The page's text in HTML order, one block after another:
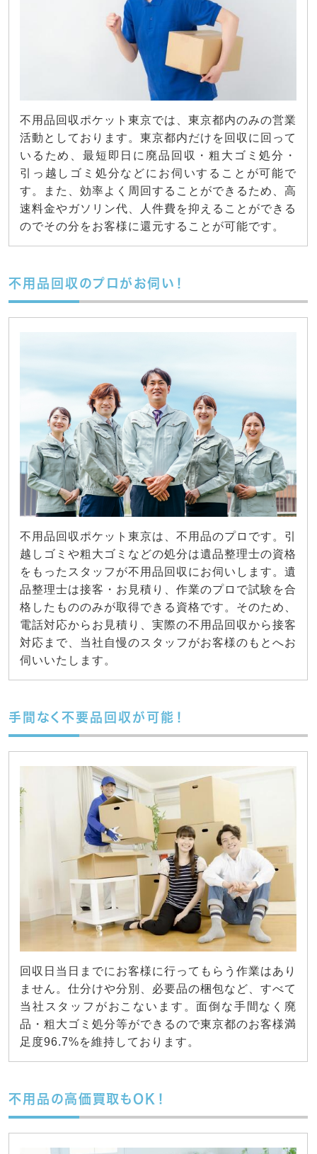
不用品回収ポケット東京では、東京都内のみの営業
活動としております。東京都内だけを回収に回って
いるため、最短即日に廃品回収・粗大ゴミ処分・
引っ越しゴミ処分などにお伺いすることが可能で
す。また、効率よく周回することができるため、高
速料金やガソリン代、人件費を抑えることができる
のでその分をお客様に還元することが可能です。
不用品回収のプロがお伺い！
不用品回収ポケット東京は、不用品のプロです。引
越しゴミや粗大ゴミなどの処分は遺品整理士の資格
をもったスタッフが不用品回収にお伺いします。遺
品整理士は接客・お見積り、作業のプロで試験を合
格したもののみが取得できる資格です。そのため、
電話対応からお見積り、実際の不用品回収から接客
対応まで、当社自慢のスタッフがお客様のもとへお
伺いいたします。
手間なく不要品回収が可能！
回収日当日までにお客様に行ってもらう作業はあり
ません。仕分けや分別、必要品の梱包など、すべて
当社スタッフがおこないます。面倒な手間なく廃
品・粗大ゴミ処分等ができるので東京都のお客様満
足度96.7%を維持しております。
不用品の高価買取もOK！